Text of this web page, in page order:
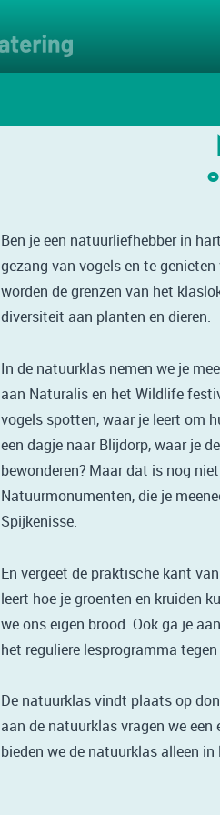
Ben je een natuurliefhebber in
gezang van vogels en te
worden de grenzen van het
diversiteit aan planten en dieren.
In de natuurklas nemen we je
aan Naturalis en het Wildlife
vogels spotten, waar je leert om
een dagje naar Blijdorp, waar je
bewonderen? Maar dat is nog
Natuurmonumenten, die je
Spijkenisse.
En vergeet de praktische kant
leert hoe je groenten en kruiden
we ons eigen brood. Ook ga je
het reguliere lesprogramma
De natuurklas vindt plaats op
aan de natuurklas vragen we
bieden we de natuurklas alleen in